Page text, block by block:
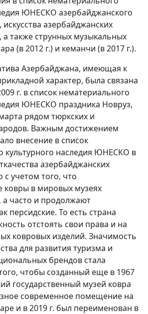
ЮНЕСКО азербайджанского
искусства азербайджанских
а также струнных музыкальных
(в 2012 г.) и кеманчи (в 2017 г.).
Азербайджана, имеющая к
характер, была связана
г. в список нематериального
ЮНЕСКО праздника Новруз,
рядом тюркских и
Важным достижением
внесение в список
культурного наследия ЮНЕСКО в
азербайджанских
с учетом того, что
ковры в мировых музеях
а часто и продолжают
персидские. То есть страна
отстоять свои права и на
ковровых изделий. Значимость
для развития туризма и
брендов стала
чтобы созданный еще в 1967
государственный музей ковра
современное помещение на
и в 2019 г. был переименован в